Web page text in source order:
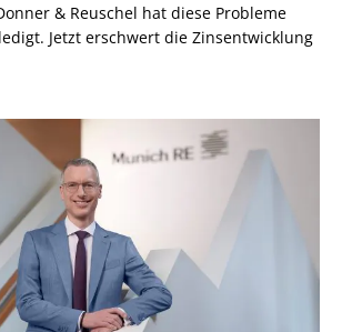
& Reuschel hat diese Probleme
Jetzt erschwert die Zinsentwicklung